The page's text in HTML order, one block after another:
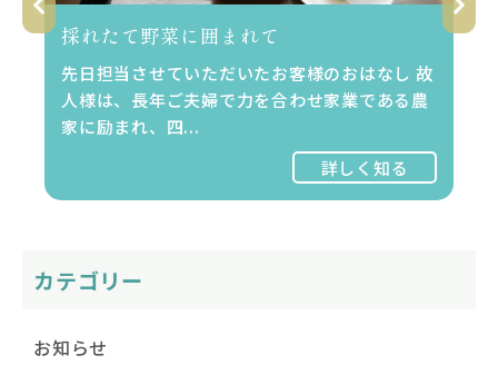
採れたて野菜に囲まれて
先日担当させていただいたお客様のおはなし 故
人様は、長年ご夫婦で力を合わせ家業である農
家に励まれ、四...
詳しく知る
カテゴリー
お知らせ